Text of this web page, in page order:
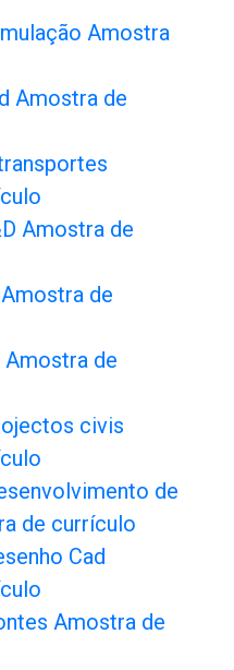
Amostra
Amostra de
Amostra de
de
Amostra de
civis
de
de currículo
Cad
Amostra de